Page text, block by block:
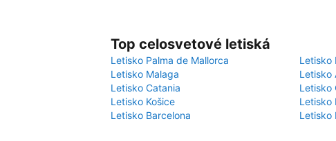
Top celosvetové letiská
Letisko Palma de Mallorca
Letisko
Letisko Malaga
Letisko
Letisko Catania
Letisko
Letisko Košice
Letisko
Letisko Barcelona
Letisko